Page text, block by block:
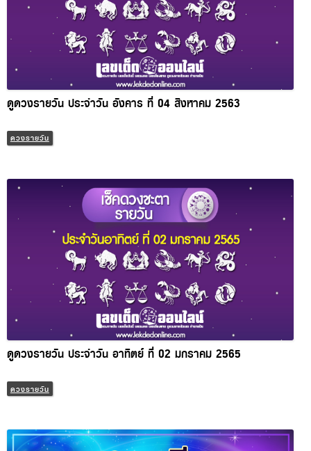
ดูดวงรายวัน ประจำวัน อังคาร ที่ 04 สิงหาคม 2563
ดวงรายวัน
ดูดวงรายวัน ประจำวัน อาทิตย์ ที่ 02 มกราคม 2565
ดวงรายวัน